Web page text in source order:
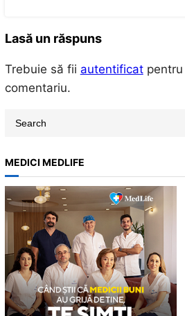
Lasă un răspuns
Trebuie să fii autentificatpentru
comentariu.
a
r
c
h
MEDICI MEDLIFE